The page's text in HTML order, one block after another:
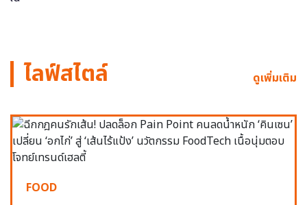
ไลฟ์สไตล์ ดูเพิ่มเติม
FOOD